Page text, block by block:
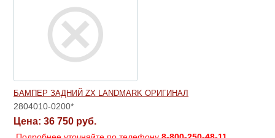
БАМПЕР ЗАДНИЙ ZX LANDMARK ОРИГИНАЛ
2804010-0200*
Цена: 36 750 руб.